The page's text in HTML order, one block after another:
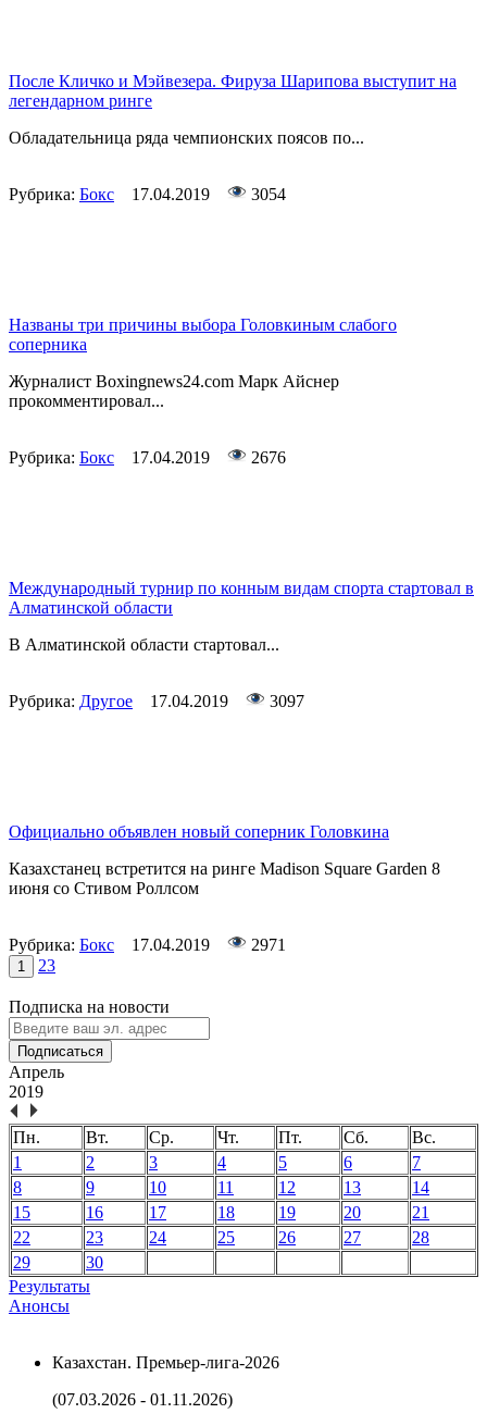
После Кличко и Мэйвезера. Фируза Шарипова выступит на
легендарном ринге
Обладательница ряда чемпионских поясов по...
Рубрика: Бокс 17.04.2019 3054
Названы три причины выбора Головкиным слабого
соперника
Журналист Boxingnews24.com Марк Айснер
прокомментировал...
Рубрика: Бокс 17.04.2019 2676
Международный турнир по конным видам спорта стартовал в
Алматинской области
В Алматинской области стартовал...
Рубрика: Другое 17.04.2019 3097
Официально объявлен новый соперник Головкина
Казахстанец встретится на ринге Madison Square Garden 8
июня со Стивом Роллсом
Рубрика: Бокс 17.04.2019 2971
1 23
Подписка на новости
Подписаться
Апрель
2019
Пн. Вт. Ср. Чт. Пт. Сб.
Вс.
1
2 3 4 5 6
7
8
9 10 11 12 13
14
15
16 17 18 19 20
21
22
23 24 25 26 27
28
29
30
Результаты
Анонсы
Казахстан. Премьер-лига-2026
(07.03.2026 - 01.11.2026)